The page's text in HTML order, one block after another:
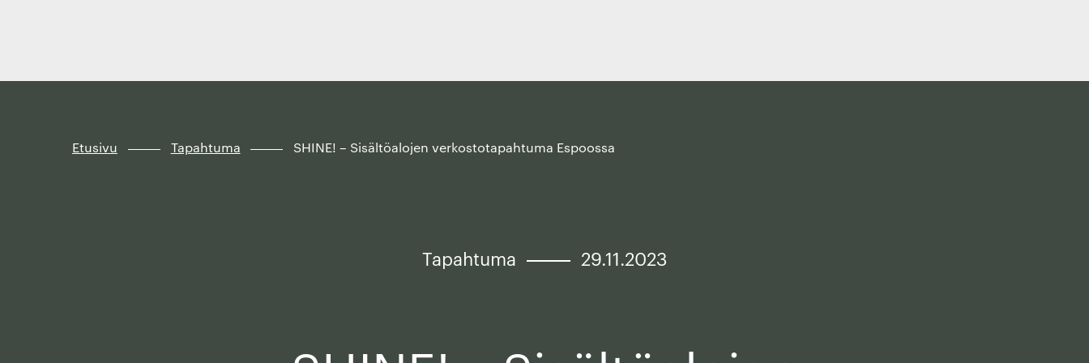
sisältöön
Etusivu Tapahtuma SHINE! – Sisältöalojen verkosto­tapahtuma Espoossa
Tapahtuma 29.11.2023